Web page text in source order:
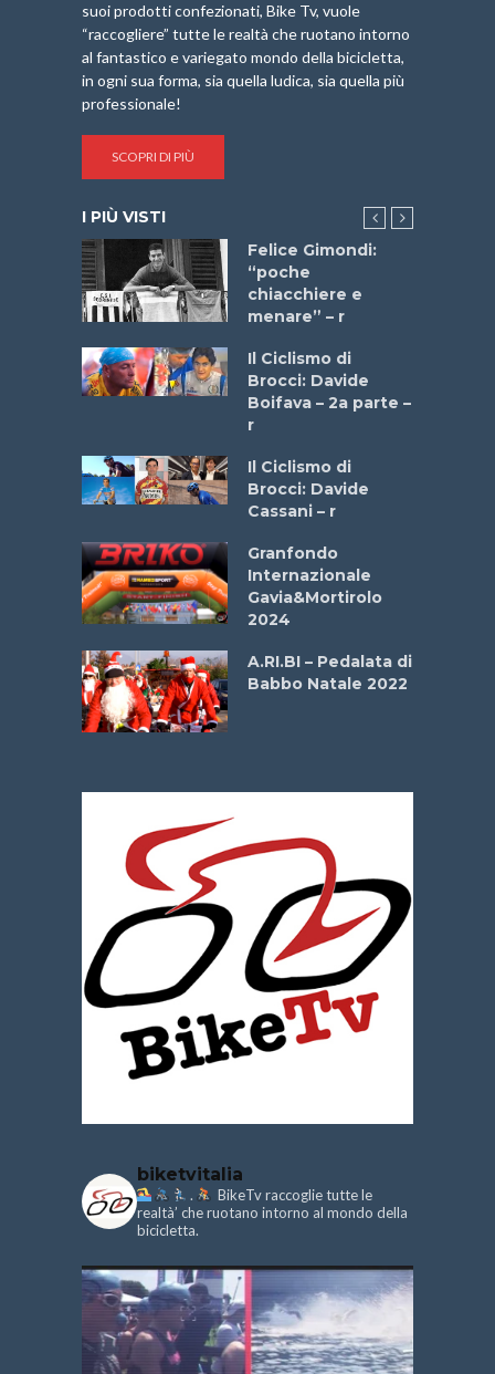
suoi prodotti confezionati, Bike Tv, vuole
“raccogliere” tutte le realtà che ruotano intorno
al fantastico e variegato mondo della bicicletta,
in ogni sua forma, sia quella ludica, sia quella più
professionale!
SCOPRI DI PIÙ
I PIÙ VISTI
Felice Gimondi:
“poche
chiacchiere e
menare” – r
Il Ciclismo di
Brocci: Davide
Boifava – 2a parte –
r
Il Ciclismo di
Brocci: Davide
Cassani – r
Granfondo
Internazionale
Gavia&Mortirolo
2024
A.RI.BI – Pedalata di
Babbo Natale 2022
biketvitalia
.
BikeTv raccoglie tutte le
realtà’ che ruotano intorno al mondo della
bicicletta.